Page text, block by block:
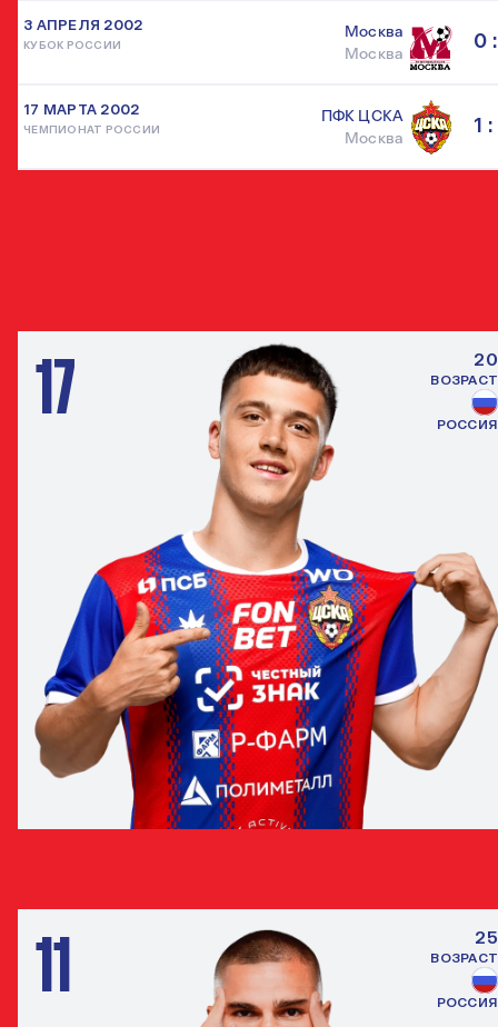
3 АПРЕЛЯ 2002
КУБОК РОССИИ
Москва
Москва
0
17 МАРТА 2002
ЧЕМПИОНАТ РОССИИ
ПФК ЦСКА
Москва
1
17 20
ВОЗРАСТ
РОССИЯ
11 25
ВОЗРАСТ
РОССИЯ